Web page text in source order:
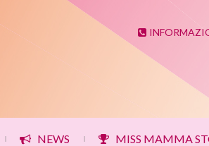
NEWS MISS MAMMA